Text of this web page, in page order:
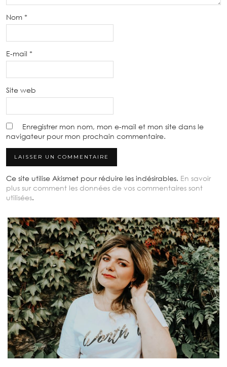
Nom *
E-mail *
Site web
Enregistrer mon nom, mon e-mail et mon site dans le
navigateur pour mon prochain commentaire.
Ce site utilise Akismet pour réduire les indésirables. En savoir
plus sur comment les données de vos commentaires sont
utilisées.